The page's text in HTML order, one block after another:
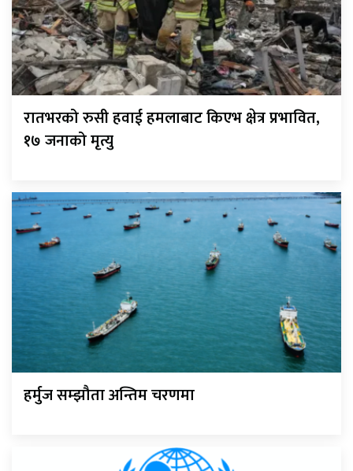
रातभरको रुसी हवाई हमलाबाट किएभ क्षेत्र प्रभावित,
१७ जनाको मृत्यु
हर्मुज सम्झौता अन्तिम चरणमा